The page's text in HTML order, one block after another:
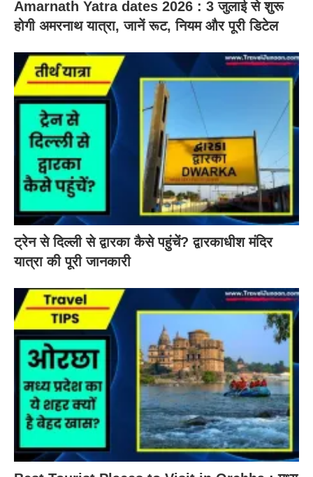
Amarnath Yatra dates 2026 : 3 जुलाई से शुरू
होगी अमरनाथ यात्रा, जानें रूट, नियम और पूरी डिटेल
ट्रेन से दिल्ली से द्वारका कैसे पहुंचें? द्वारकाधीश मंदिर
यात्रा की पूरी जानकारी